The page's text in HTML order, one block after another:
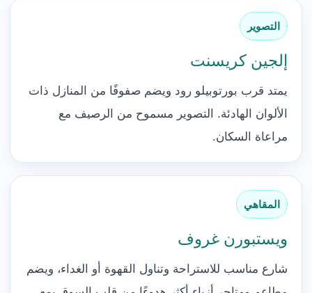
التصوير
إلجين كريسنت
يمتد قرب بورتوبيلو رود ويضم صفوفًا من المنازل ذات
الألوان الهادئة. التصوير مسموح من الرصيف مع
مراعاة السكان.
المقاهي
ويستبورن غروف
شارع مناسب للاستراحة وتناول القهوة أو الغداء، ويضم